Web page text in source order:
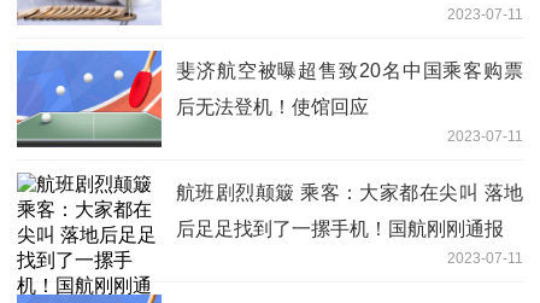
2023-07-11
斐济航空被曝超售致20名中国乘客购票
后无法登机！使馆回应
2023-07-11
航班剧烈颠簸 乘客：大家都在尖叫 落地
后足足找到了一摞手机！国航刚刚通报
2023-07-11